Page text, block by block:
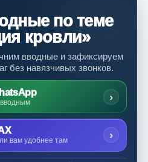
по теме
кровли»
вводные и зафиксируем
без навязчивых звонков.
›
вам удобнее там ›